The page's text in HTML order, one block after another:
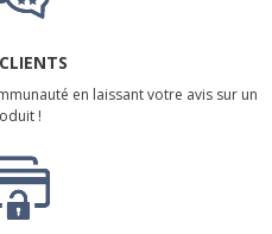
en laissant votre avis sur un
!